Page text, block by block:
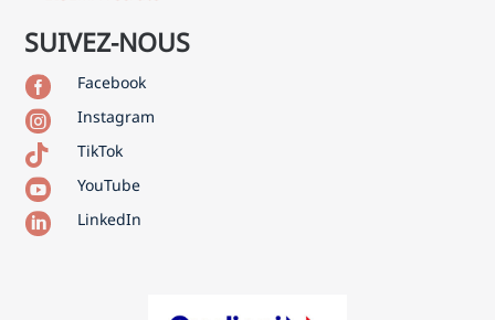
SUIVEZ-NOUS
 Facebook
 Instagram
 TikTok
 YouTube
 LinkedIn